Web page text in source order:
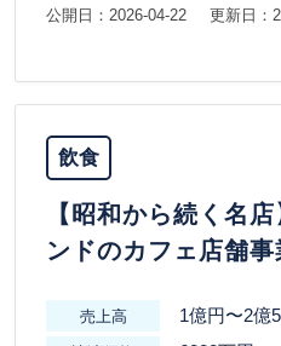
公開日：2026-04-22 更新日：
飲食
【昭和から続く名
ンドのカフェ店舗事
売上高 1億円〜2億